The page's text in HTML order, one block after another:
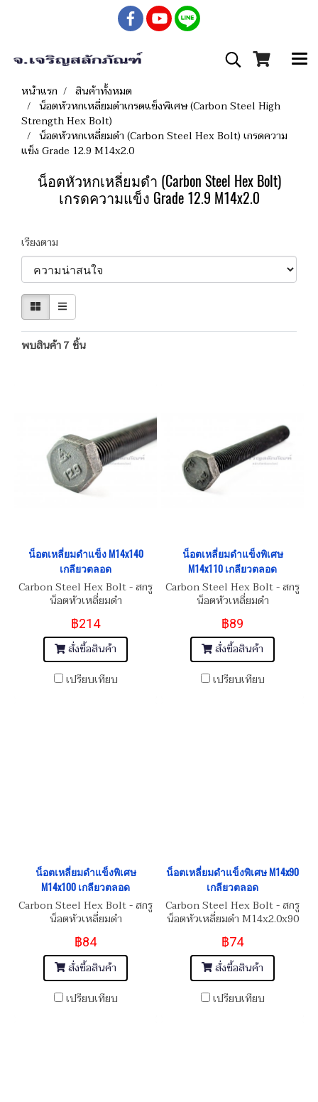
หน้าแรก
สินค้าทั้งหมด
น็อตหัวหกเหลี่ยมดำเกรดแข็งพิเศษ (Carbon Steel High
Strength Hex Bolt)
น็อตหัวหกเหลี่ยมดำ (Carbon Steel Hex Bolt) เกรดความ
แข็ง Grade 12.9 M14x2.0
น็อตหัวหกเหลี่ยมดำ (Carbon Steel Hex Bolt)
เกรดความแข็ง Grade 12.9 M14x2.0
เรียงตาม
พบสินค้า 7 ชิ้น
น็อตเหลี่ยมดำแข็ง M14x140
เกลียวตลอด
Carbon Steel Hex Bolt - สกรู
น็อตหัวเหลี่ยมดำ
M14x2.0x140 Grade เกรด
ความแข็ง 8.8
฿214
สั่งซื้อสินค้า
เปรียบเทียบ
น็อตเหลี่ยมดำแข็งพิเศษ
M14x110 เกลียวตลอด
Carbon Steel Hex Bolt - สกรู
น็อตหัวเหลี่ยมดำ
M14x2.0x110 Grade เกรด
ความแข็ง 12.9
฿89
สั่งซื้อสินค้า
เปรียบเทียบ
น็อตเหลี่ยมดำแข็งพิเศษ
M14x100 เกลียวตลอด
Carbon Steel Hex Bolt - สกรู
น็อตหัวเหลี่ยมดำ
M14x2.0x100 Grade เกรด
ความแข็ง 12.9
฿84
สั่งซื้อสินค้า
เปรียบเทียบ
น็อตเหลี่ยมดำแข็งพิเศษ M14x90
เกลียวตลอด
Carbon Steel Hex Bolt - สกรู
น็อตหัวเหลี่ยมดำ M14x2.0x90
Grade เกรดความแข็ง 12.9
฿74
สั่งซื้อสินค้า
เปรียบเทียบ